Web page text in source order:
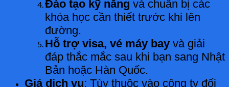
Đào tạo kỹ năng và chuẩn bị các
khóa học cần thiết trước khi lên
đường.
Hỗ trợ visa, vé máy bay và giải
đáp thắc mắc sau khi bạn sang Nhật
Bản hoặc Hàn Quốc.
Giá dịch vụ: Tùy thuộc vào công ty đối